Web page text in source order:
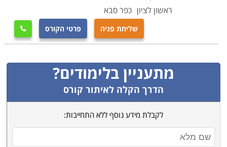
ראשון לציון כפר סבא
שליחת פניה פרטי הקורס 
מתעניין בלימודים?
הדרך הקלה לאיתור קורס
לקבלת מידע נוסף ללא התחייבות: